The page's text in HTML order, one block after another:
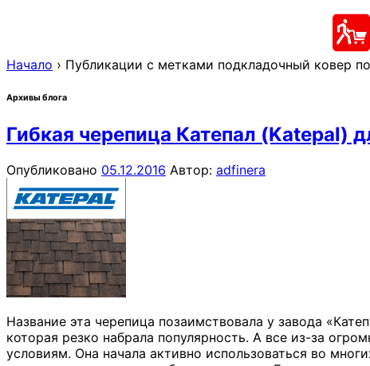
Начало › Публикации с метками подкладочный ковер
Архивы блога
Гибкая черепица Катепал (Katepal)
Опубликовано 05.12.2016 Автор: adfinera
Название эта черепица позаимствовала у завода
которая резко набрала популярность. А все из-за
условиям. Она начала активно использоваться во